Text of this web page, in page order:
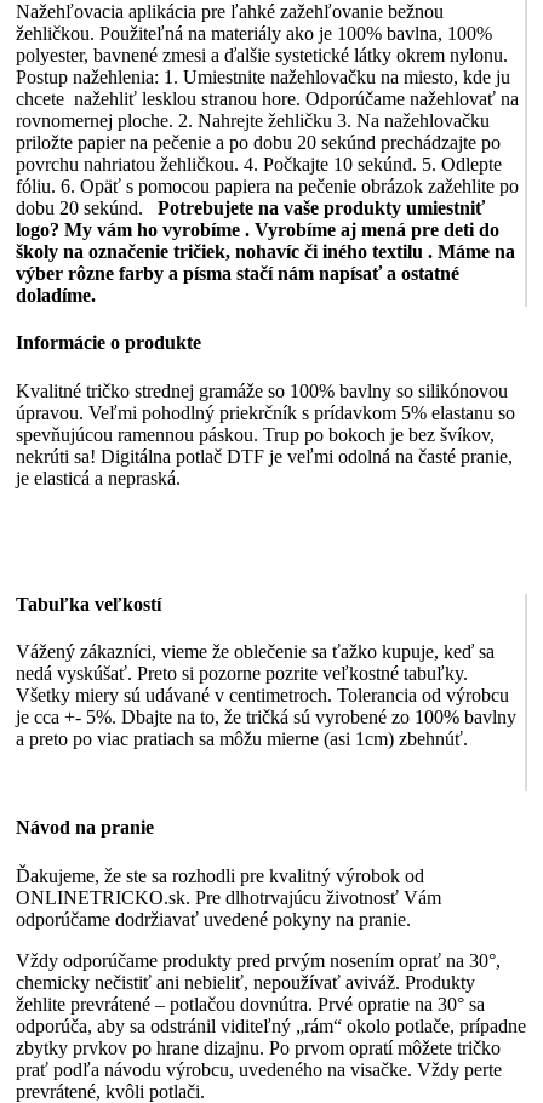
Nažehľovacia aplikácia pre ľahké zažehľovanie bežnou
žehličkou. Použiteľná na materiály ako je 100% bavlna, 100%
polyester, bavnené zmesi a ďalšie systetické látky okrem nylonu.
Postup nažehlenia: 1. Umiestnite nažehlovačku na miesto, kde ju
chcete nažehliť lesklou stranou hore. Odporúčame nažehlovať na
rovnomernej ploche. 2. Nahrejte žehličku 3. Na nažehlovačku
priložte papier na pečenie a po dobu 20 sekúnd prechádzajte po
povrchu nahriatou žehličkou. 4. Počkajte 10 sekúnd. 5. Odlepte
fóliu. 6. Opäť s pomocou papiera na pečenie obrázok zažehlite po
dobu 20 sekúnd. Potrebujete na vaše produkty umiestniť
logo? My vám ho vyrobíme . Vyrobíme aj mená pre deti do
školy na označenie tričiek, nohavíc či iného textilu . Máme na
výber rôzne farby a písma stačí nám napísať a ostatné
doladíme.
Informácie o produkte
Kvalitné tričko strednej gramáže so 100% bavlny so silikónovou
úpravou. Veľmi pohodlný priekrčník s prídavkom 5% elastanu so
spevňujúcou ramennou páskou. Trup po bokoch je bez švíkov,
nekrúti sa! Digitálna potlač DTF je veľmi odolná na časté pranie,
je elasticá a nepraská.
Tabuľka veľkostí
Vážený zákazníci, vieme že oblečenie sa ťažko kupuje, keď sa
nedá vyskúšať. Preto si pozorne pozrite veľkostné tabuľky.
Všetky miery sú udávané v centimetroch. Tolerancia od výrobcu
je cca +- 5%. Dbajte na to, že tričká sú vyrobené zo 100% bavlny
a preto po viac pratiach sa môžu mierne (asi 1cm) zbehnúť.
Návod na pranie
Ďakujeme, že ste sa rozhodli pre kvalitný výrobok od
ONLINETRICKO.sk. Pre dlhotrvajúcu životnosť Vám
odporúčame dodržiavať uvedené pokyny na pranie.
Vždy odporúčame produkty pred prvým nosením oprať na 30°,
chemicky nečistiť ani nebieliť, nepoužívať aviváž. Produkty
žehlite prevrátené – potlačou dovnútra. Prvé opratie na 30° sa
odporúča, aby sa odstránil viditeľný „rám“ okolo potlače, prípadne
zbytky prvkov po hrane dizajnu. Po prvom opratí môžete tričko
prať podľa návodu výrobcu, uvedeného na visačke. Vždy perte
prevrátené, kvôli potlači.